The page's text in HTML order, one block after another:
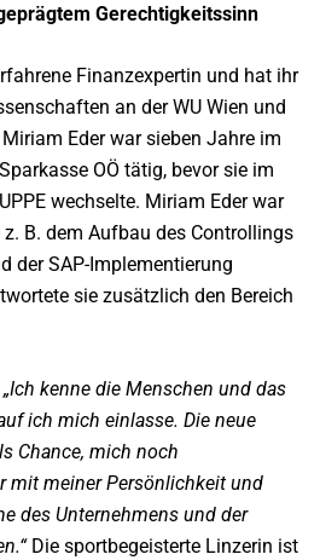
Gerechtigkeitssinn
Finanzexpertin und hat ihr
an der WU Wien und
Eder war sieben Jahre im
OÖ tätig, bevor sie im
wechselte. Miriam Eder war
B. dem Aufbau des Controllings
der SAP-Implementierung
sie zusätzlich den Bereich
„Ich kenne die Menschen und das
ich mich einlasse. Die neue
Chance, mich noch
mit meiner Persönlichkeit und
des Unternehmens und der
Die sportbegeisterte Linzerin ist